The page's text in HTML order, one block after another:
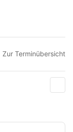
Zur Terminübersicht